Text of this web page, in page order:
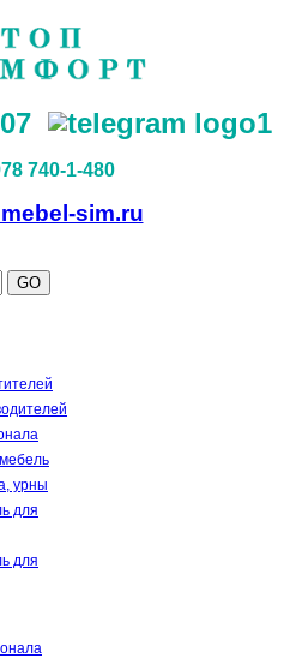
740-1-480
sim.ru
GO
урны
для
для